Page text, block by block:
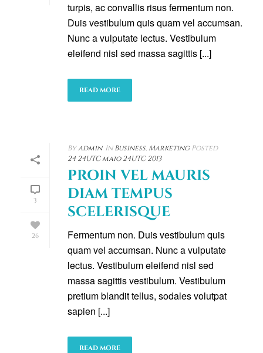
turpis, ac convallis risus fermentum non.
Duis vestibulum quis quam vel accumsan.
Nunc a vulputate lectus. Vestibulum
eleifend nisl sed massa sagittis [...]
READ MORE
3
26
Byadmin InBusiness,Marketing Posted
24 24UTC maio 24UTC 2013
PROIN VEL MAURIS
DIAM TEMPUS
SCELERISQUE
Fermentum non. Duis vestibulum quis
quam vel accumsan. Nunc a vulputate
lectus. Vestibulum eleifend nisl sed
massa sagittis vestibulum. Vestibulum
pretium blandit tellus, sodales volutpat
sapien [...]
READ MORE